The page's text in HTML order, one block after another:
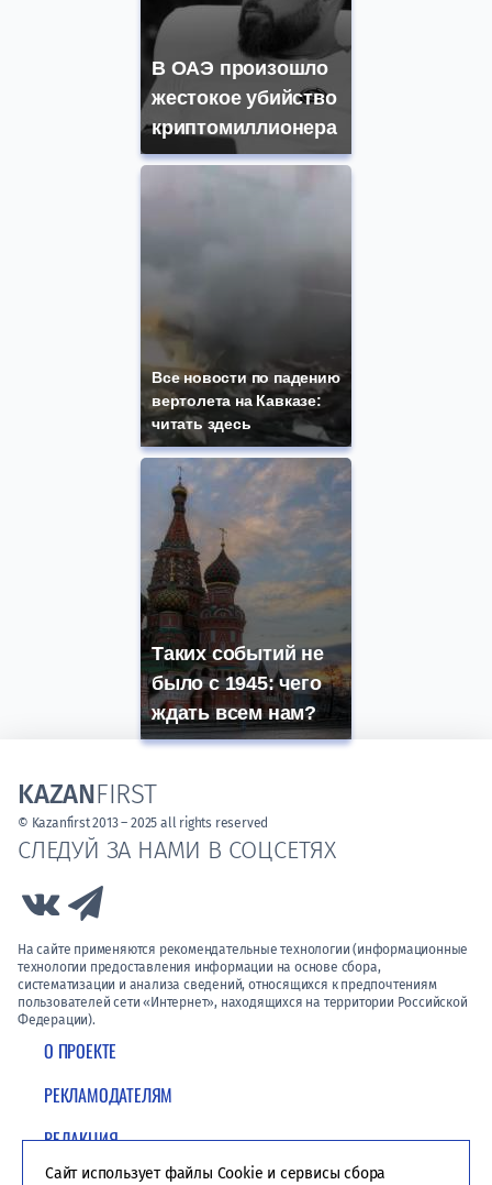
В ОАЭ произошло
жестокое убийство
криптомиллионера
Все новости по падению
вертолета на Кавказе:
читать здесь
Таких событий не
было с 1945: чего
ждать всем нам?
О ПРОЕКТЕ
РЕКЛАМОДАТЕЛЯМ
РЕДАКЦИЯ
СЛЕДУЙ ЗА НАМИ В СОЦСЕТЯХ
Link to Vk
На сайте применяются рекомендательные технологии (информационные
технологии предоставления информации на основе сбора,
систематизации и анализа сведений, относящихся к предпочтениям
пользователей сети «Интернет», находящихся на территории Российской
Федерации).
KAZANFIRST
© Kazanfirst 2013 – 2025 all rights reserved
Сайт использует файлы Cookie и сервисы сбора